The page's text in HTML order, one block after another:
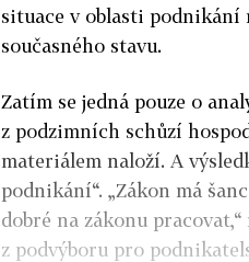
situace v oblasti
současného stavu.
Zatím se jedná pouze o
z podzimních schůzí
materiálem naloží. A
podnikání“. „Zákon má
dobré na zákonu
z podvýboru pro